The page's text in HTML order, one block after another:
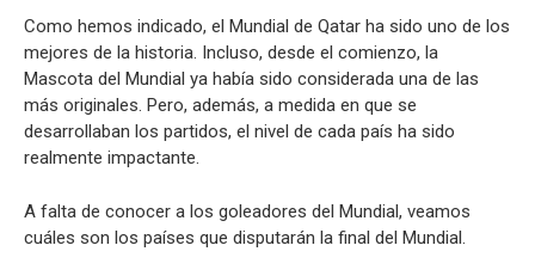
Como hemos indicado, el Mundial de Qatar ha sido uno de los
mejores de la historia. Incluso, desde el comienzo, la
Mascota del Mundial ya había sido considerada una de las
más originales. Pero, además, a medida en que se
desarrollaban los partidos, el nivel de cada país ha sido
realmente impactante.
A falta de conocer a los goleadores del Mundial, veamos
cuáles son los países que disputarán la final del Mundial.